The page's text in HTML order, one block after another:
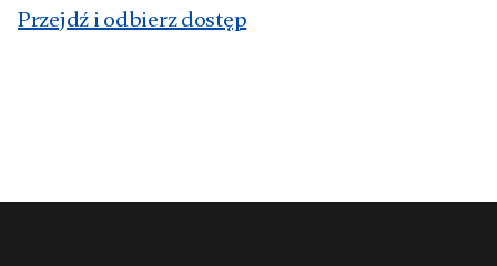
Przejdź i odbierz dostęp